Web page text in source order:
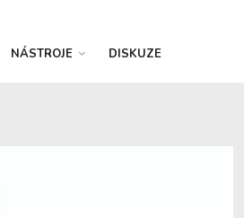
NÁSTROJE DISKUZE